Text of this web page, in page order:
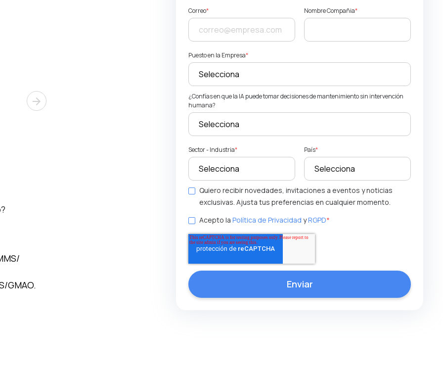
arrow_forward
GMAO.
Correo* Nombre Compañia*
Puesto en la Empresa*
¿Confías en que la IA puede tomar decisiones de mantenimiento sin intervención
humana?
Sector - Industria* País*
Quiero recibir novedades, invitaciones a eventos y noticias
exclusivas. Ajusta tus preferencias en cualquier momento.
Acepto la Política de Privacidad yRGPD*